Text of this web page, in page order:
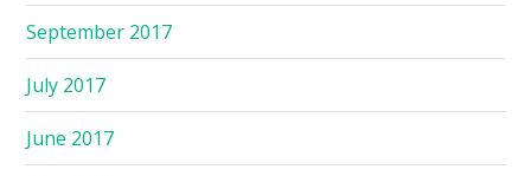
September 2017
July 2017
June 2017